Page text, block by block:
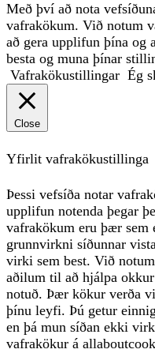
Með því að nota
vafrakökum. Við notum
að gera upplifun þína og
besta og muna þínar
Vafrakökustillingar Ég
Close
Yfirlit vafrakökustillinga
Þessi vefsíða notar
upplifun notenda þegar
vafrakökum eru þær sem
grunnvirkni síðunnar
virki sem best. Við
aðilum til að hjálpa
notuð. Þær kökur verða
þínu leyfi. Þú getur
en þá mun síðan ekki
vafrakökur á